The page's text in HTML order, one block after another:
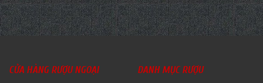
CỬA HÀNG RƯỢU NGOẠI DANH MỤC RƯỢU